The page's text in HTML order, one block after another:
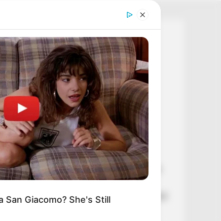
Legutóbbi cikkek
Botrány Toroczkai körül: súlyos
bejelentést tett
🕊️ „A tegnapi napon
megmagyarázhatatlan, felfoghatatlan
tragédia történt csapatunk életében”
⚡ Kapitány István gazdasági miniszter
drámai üzenetet küldött: hétfőtől
változtatásokra kéri a lakosságot
🌊 Kikosarazták Orbán Anitát: Szlovákia
nemet mondott a több dunai vízre!
💥 Egyetlen tollvonással százmilliárdokról
San Giacomo? She's Still